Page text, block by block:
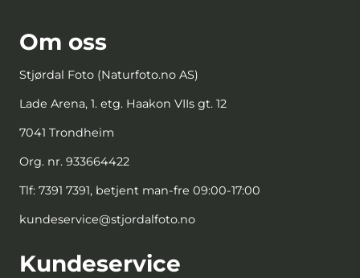
Om oss
Stjørdal Foto (Naturfoto.no AS)
Lade Arena, 1. etg. Haakon VIIs gt. 12
7041 Trondheim
Org. nr. 933664422
Tlf: 7391 7391, betjent man-fre 09:00-17:00
kundeservice@stjordalfoto.no
Kundeservice